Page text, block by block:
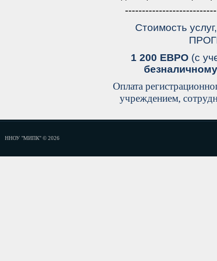
Стоимость
1 200 ЕВРО (с
Оплата
учреждением,
ННОУ "МИПК" © 2026